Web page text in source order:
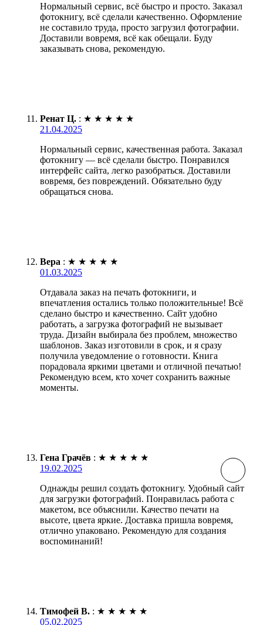
Нормальный сервис, всё быстро и просто. Заказал
фотокнигу, всё сделали качественно. Оформление
не составило труда, просто загрузил фотографии.
Доставили вовремя, всё как обещали. Буду
заказывать снова, рекомендую.
Ренат Ц. : ★ ★ ★ ★ ★
21.04.2025
Нормальный сервис, качественная работа. Заказал
фотокнигу — всё сделали быстро. Понравился
интерфейс сайта, легко разобраться. Доставили
вовремя, без повреждений. Обязательно буду
обращаться снова.
Вера : ★ ★ ★ ★ ★
01.03.2025
Отдавала заказ на печать фотокниги, и
впечатления остались только положительные! Всё
сделано быстро и качественно. Сайт удобно
работать, а загрузка фотографий не вызывает
труда. Дизайн выбирала без проблем, множество
шаблонов. Заказ изготовили в срок, и я сразу
получила уведомление о готовности. Книга
порадовала яркими цветами и отличной печатью!
Рекомендую всем, кто хочет сохранить важные
моменты.
Гена Грачёв : ★ ★ ★ ★ ★
19.02.2025
Однажды решил создать фотокнигу. Удобный сайт
для загрузки фотографий. Понравилась работа с
макетом, все объяснили. Качество печати на
высоте, цвета яркие. Доставка пришла вовремя,
отлично упаковано. Рекомендую для создания
воспоминаний!
Тимофей В. : ★ ★ ★ ★ ★
05.02.2025